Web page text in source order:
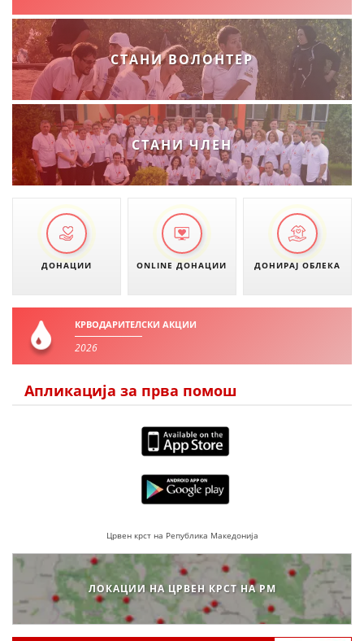
СТАНИ ВОЛОНТЕР
СТАНИ ЧЛЕН
ДОНАЦИИ ONLINE ДОНАЦИИ ДОНИРАЈ ОБЛЕКА
КРВОДАРИТЕЛСКИ АКЦИИ
2026
Апликација за прва помош
Црвен крст на Република Македонија
ЛОКАЦИИ НА ЦРВЕН КРСТ НА РМ